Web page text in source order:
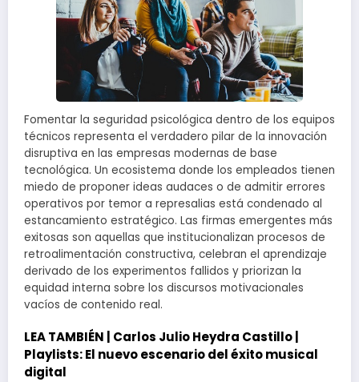
Fomentar la seguridad psicológica dentro de los equipos
técnicos representa el verdadero pilar de la innovación
disruptiva en las empresas modernas de base
tecnológica. Un ecosistema donde los empleados tienen
miedo de proponer ideas audaces o de admitir errores
operativos por temor a represalias está condenado al
estancamiento estratégico. Las firmas emergentes más
exitosas son aquellas que institucionalizan procesos de
retroalimentación constructiva, celebran el aprendizaje
derivado de los experimentos fallidos y priorizan la
equidad interna sobre los discursos motivacionales
vacíos de contenido real.
LEA TAMBIÉN | Carlos Julio Heydra Castillo |
Playlists: El nuevo escenario del éxito musical
digital